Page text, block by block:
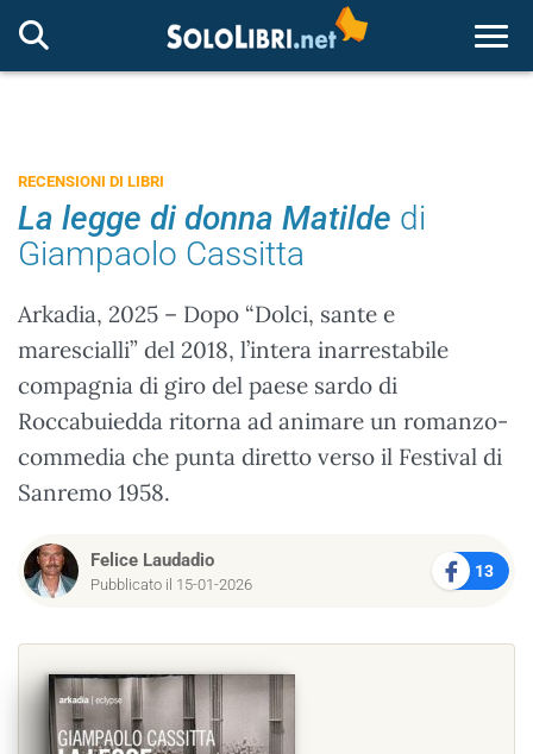
RECENSIONI DI LIBRI
La legge di donna Matilde di
Giampaolo Cassitta
Arkadia, 2025 – Dopo “Dolci, sante e
marescialli” del 2018, l’intera inarrestabile
compagnia di giro del paese sardo di
Roccabuiedda ritorna ad animare un romanzo-
commedia che punta diretto verso il Festival di
Sanremo 1958.
Felice Laudadio
Pubblicato il 15-01-2026
13